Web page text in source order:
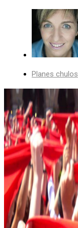
Planes chulos